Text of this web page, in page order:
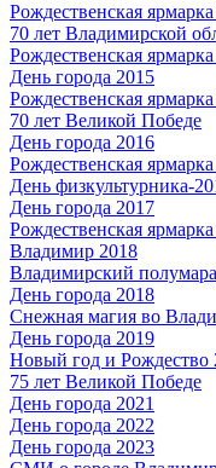
Рождественская
70 лет Владимирской
Рождественская
День города 2015
Рождественская
70 лет Великой Победе
День города 2016
Рождественская
День физкультурника-
День города 2017
Рождественская
Владимир 2018
Владимирский
День города 2018
Снежная магия во
День города 2019
Новый год и Рождество
75 лет Великой Победе
День города 2021
День города 2022
День города 2023